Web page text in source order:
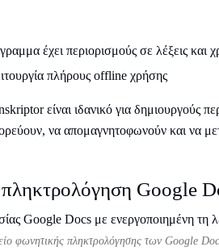
έχει περιορισμούς σε λέξεις και
πλήρους offline χρήσης
είναι ιδανικό για δημιουργούς
να απομαγνητοφωνούν και να
Google
φωνητικής πληκτρολόγησης των Google